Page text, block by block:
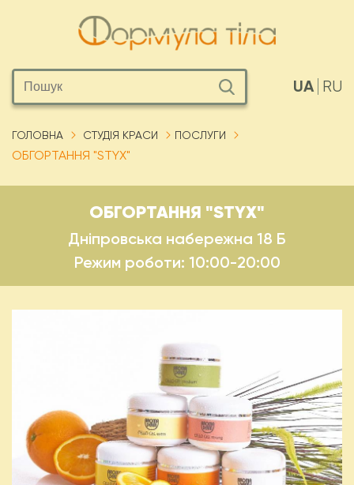
RU
UA
ГОЛОВНА СТУДІЯ КРАСИ ПОСЛУГИ
ОБГОРТАННЯ "STYX"
ОБГОРТАННЯ "STYX"
Дніпровська набережна 18 Б
Режим роботи: 10:00-20:00